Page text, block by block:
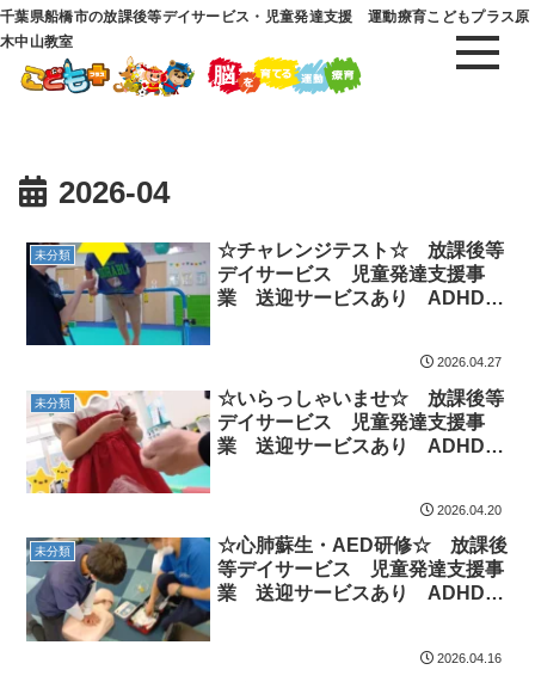
千葉県船橋市の放課後等デイサービス・児童発達支援 運動療育こどもプラス原
木中山教室
2026-04
未分類
☆チャレンジテスト☆ 放課後等
デイサービス 児童発達支援事
業 送迎サービスあり ADHD
2026.04.27
未分類
☆いらっしゃいませ☆ 放課後等
デイサービス 児童発達支援事
業 送迎サービスあり ADHD
2026.04.20
未分類
☆心肺蘇生・AED研修☆ 放課後
等デイサービス 児童発達支援事
業 送迎サービスあり ADHD
2026.04.16